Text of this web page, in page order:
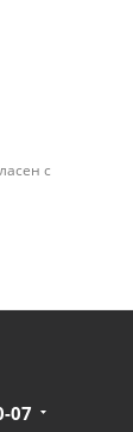
с
07